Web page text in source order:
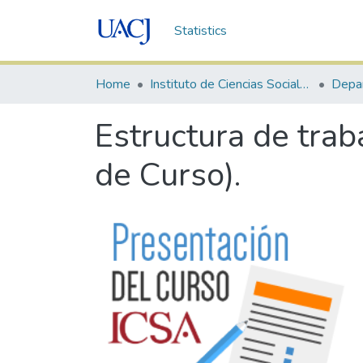
Statistics
Home Instituto de Ciencias Sociales y Administración
Estructura de
de Curso).